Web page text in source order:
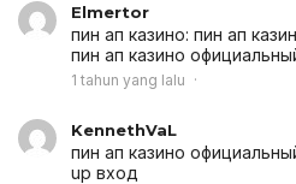
Elmertor
пин ап казино: пин ап
пин ап казино
1 tahun yang lalu
KennethVaL
пин ап казино
up вход